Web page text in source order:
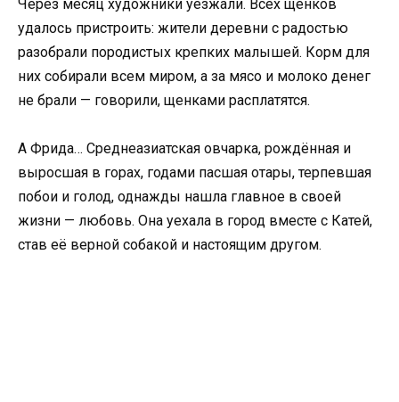
Через месяц художники уезжали. Всех щенков
удалось пристроить: жители деревни с радостью
разобрали породистых крепких малышей. Корм для
них собирали всем миром, а за мясо и молоко денег
не брали — говорили, щенками расплатятся.
А Фрида… Среднеазиатская овчарка, рождённая и
выросшая в горах, годами пасшая отары, терпевшая
побои и голод, однажды нашла главное в своей
жизни — любовь. Она уехала в город вместе с Катей,
став её верной собакой и настоящим другом.